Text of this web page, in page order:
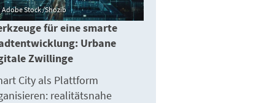
Adobe Stock /Shozib
für eine smarte
Urbane
Zwillinge
City als Plattform
realitätsnahe